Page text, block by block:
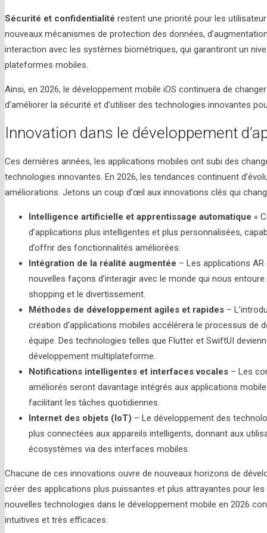
Sécurité et confidentialité restent une priorité pour les
nouveaux mécanismes de protection des données,
interaction avec les systèmes biométriques, qui garantiront un
plateformes mobiles.
Ainsi, en 2026, le développement mobile iOS continuera de
d’améliorer la sécurité et d’utiliser des technologies innovantes
Innovation dans le développement
Ces dernières années, les applications mobiles ont subi des
technologies innovantes. En 2026, les tendances continuent
améliorations. Jetons un coup d’œil aux innovations clés qui
Intelligence artificielle et apprentissage automatique «
d’applications plus intelligentes et plus personnalisées,
d’offrir des fonctionnalités améliorées.
Intégration de la réalité augmentée – Les applications
nouvelles façons d’interagir avec le monde qui nous
shopping et le divertissement.
Méthodes de développement agiles et rapides –
création d’applications mobiles accélérera le processus de
équipe. Des technologies telles que Flutter et SwiftUI
développement multiplateforme.
Notifications intelligentes et interfaces vocales – Les
améliorés seront davantage intégrés aux applications
facilitant les tâches quotidiennes.
Internet des objets (IoT) – Le développement des
plus connectées aux appareils intelligents, donnant aux
écosystèmes via des interfaces mobiles.
Chacune de ces innovations ouvre de nouveaux horizons de
créer des applications plus puissantes et plus attrayantes pour
nouvelles technologies dans le développement mobile en 2026
intuitives et très efficaces.